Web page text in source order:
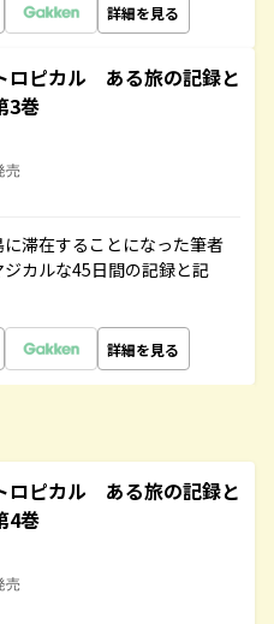
詳細を見る
ロピカル ある旅の記録と
3巻
売
滞在することになった筆者
カルな45日間の記録と記
詳細を見る
ロピカル ある旅の記録と
4巻
売